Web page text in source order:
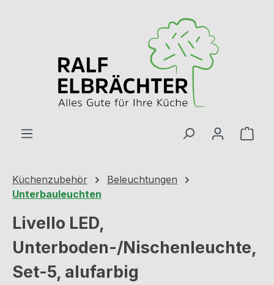
Küchenzubehör
Beleuchtungen
Unterbauleuchten
Livello LED,
Unterboden-/Nischenleuchte,
Set-5, alufarbig